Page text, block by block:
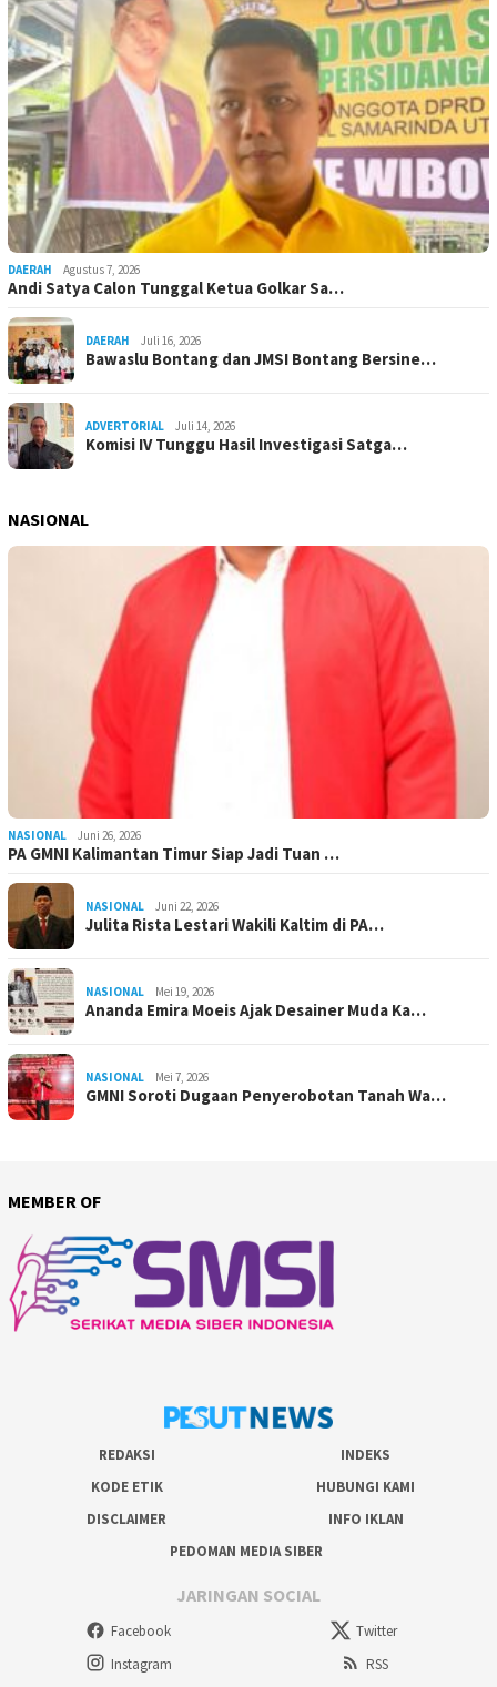
DAERAH Agustus 7, 2026
Andi Satya Calon Tunggal Ketua Golkar Sa…
DAERAH Juli 16, 2026
Bawaslu Bontang dan JMSI Bontang Bersine…
ADVERTORIAL Juli 14, 2026
Komisi IV Tunggu Hasil Investigasi Satga…
NASIONAL
NASIONAL Juni 26, 2026
PA GMNI Kalimantan Timur Siap Jadi Tuan …
NASIONAL Juni 22, 2026
Julita Rista Lestari Wakili Kaltim di PA…
NASIONAL Mei 19, 2026
Ananda Emira Moeis Ajak Desainer Muda Ka…
NASIONAL Mei 7, 2026
GMNI Soroti Dugaan Penyerobotan Tanah Wa…
MEMBER OF
REDAKSI
INDEKS
KODE ETIK
HUBUNGI KAMI
DISCLAIMER
INFO IKLAN
PEDOMAN MEDIA SIBER
JARINGAN SOCIAL
Facebook
Twitter
Instagram
RSS